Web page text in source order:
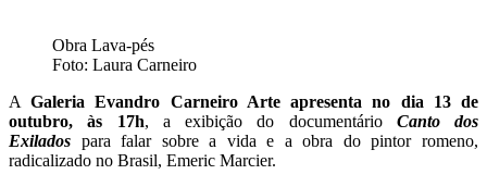
Obra Lava-pés
Foto: Laura Carneiro
AGaleria Evandro Carneiro Arte apresenta no dia 13 de
outubro, às 17h, a exibição do documentário Canto dos
Exilados para falar sobre a vida e a obra do pintor romeno,
radicalizado no Brasil, Emeric Marcier.